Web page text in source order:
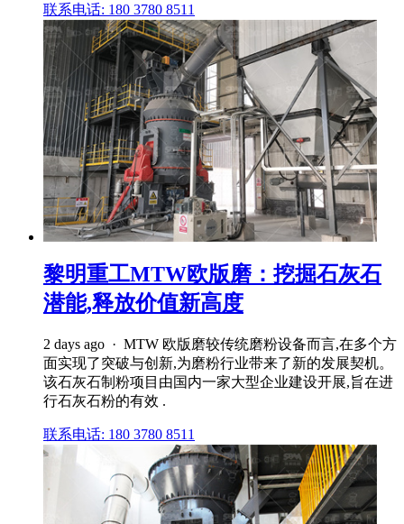
联系电话: 180 3780 8511
黎明重工MTW欧版磨：挖掘石灰石
潜能,释放价值新高度
2 days ago · MTW 欧版磨较传统磨粉设备而言,在多个方
面实现了突破与创新,为磨粉行业带来了新的发展契机。
该石灰石制粉项目由国内一家大型企业建设开展,旨在进
行石灰石粉的有效 .
联系电话: 180 3780 8511